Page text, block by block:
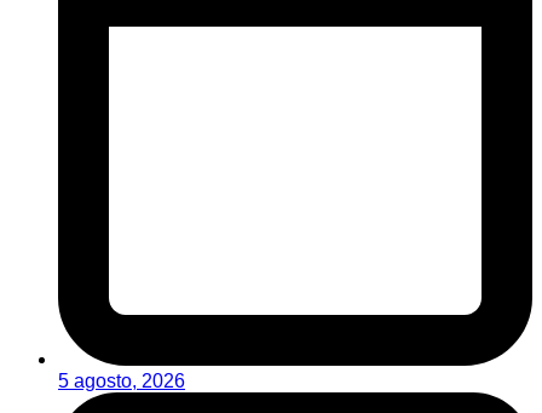
5 agosto, 2026